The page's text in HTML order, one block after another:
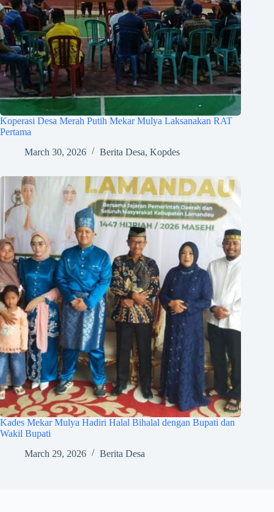
Koperasi Desa Merah Putih Mekar Mulya Laksanakan RAT
Pertama
March 30, 2026
Berita Desa, Kopdes
Kades Mekar Mulya Hadiri Halal Bihalal dengan Bupati dan
Wakil Bupati
March 29, 2026
Berita Desa